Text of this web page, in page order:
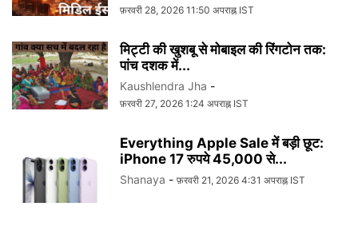
फ़रवरी 28, 2026 11:50 अपराह्न IST
मिट्टी की खुशबू से मोबाइल की रिंगटोन तक:
पांच दशक में...
Kaushlendra Jha -
फ़रवरी 27, 2026 1:24 अपराह्न IST
Everything Apple Sale में बड़ी छूट:
iPhone 17 रुपये 45,000 से...
Shanaya - फ़रवरी 21, 2026 4:31 अपराह्न IST